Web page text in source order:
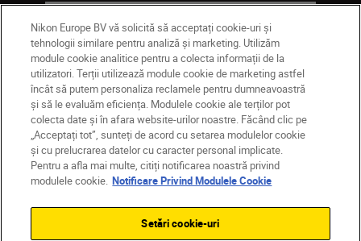
Companie
MD Nikon Sites
Contactaţi-ne
Politică de confidențialitate
Termeni de utilizare
Notificare privind modulele cookie
Nikon Europe BV vă solicită să acceptați cookie-uri și
tehnologii similare pentru analiză și marketing. Utilizăm
module cookie analitice pentru a colecta informații de la
utilizatori. Terții utilizează module cookie de marketing astfel
încât să putem personaliza reclamele pentru dumneavoastră
și să le evaluăm eficiența. Modulele cookie ale terților pot
colecta date și în afara website-urilor noastre. Făcând clic pe
„Acceptați tot”, sunteți de acord cu setarea modulelor cookie
și cu prelucrarea datelor cu caracter personal implicate.
Pentru a afla mai multe, citiți notificarea noastră privind
modulele cookie. Notificare Privind Modulele Cookie
Setări cookie-uri